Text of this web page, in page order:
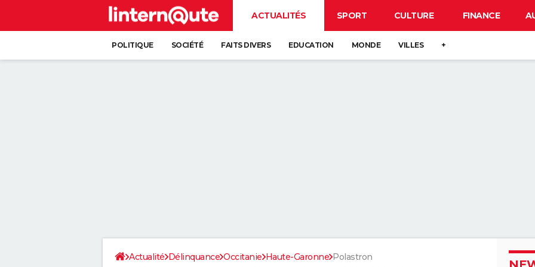
ACTUALITÉS SPORT CULTURE FINANCE
POLITIQUE SOCIÉTÉ FAITS DIVERS EDUCATION MONDE VILLES +
Actualité Délinquance Occitanie Haute-Garonne Polastron